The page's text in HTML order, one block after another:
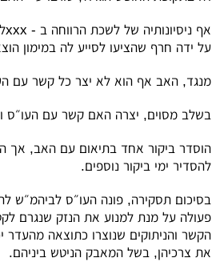
אף ניסיונותיה של לשכת הרווחה ב - xxx
על ידה חרף שהציעו לסייע לה במימון
מנגד, האב אף הוא לא יצר כל קשר עם
בשלב מסוים, יצרה האם קשר עם העו״ס
הוסדר ביקור אחד בתיאום עם האב, אך
להסדיר ימי ביקור נוספים.
בסיכום תסקירה, פונה העו״ס לביהמ״ש
פעולה על מנת למנוע את הנזק שנגרם
הקשר והניתוקים שנוצרו כתוצאה מהעדר
את צרכיהן, בשל המאבק הניטש ביניהם.